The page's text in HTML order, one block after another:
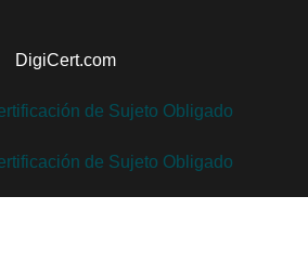
DigiCert.com